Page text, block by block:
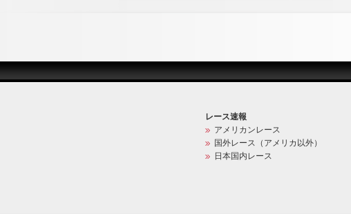
レース速報
アメリカンレース
国外レース（アメリカ以外）
日本国内レース